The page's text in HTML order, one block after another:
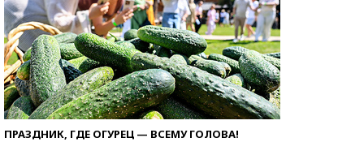
ПРАЗДНИК, ГДЕ ОГУРЕЦ — ВСЕМУ ГОЛОВА!